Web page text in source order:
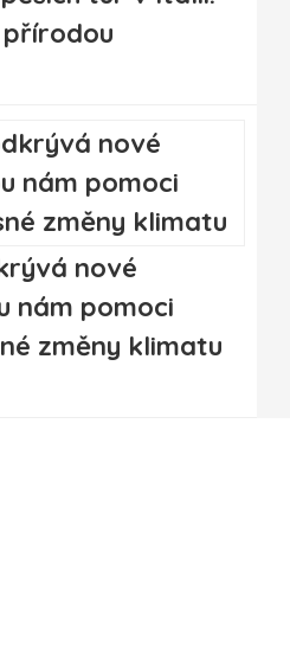
přírodou
nové
nám pomoci
změny klimatu